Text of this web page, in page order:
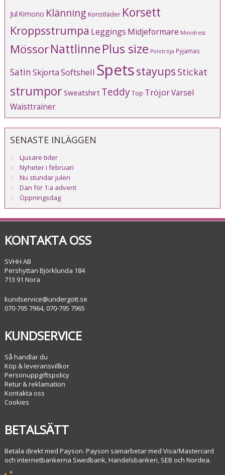
Jul Kimono Klänning Konstläder Korsett
Kroppsstrumpa Leggings Midjeformare Minidress
MössorNattlinnePlus size Polotröja Pyjamas
SatinSkjortaSoftshell Spetsstayups Stickat
strumporSweatshirt TeddyTop TröjorVarsel
Waisttrainer
SENASTE INLÄGGEN
Ljusare tider
Nyheter i februari
Nu stundar julen
Dan för 1:a advent
Öppningsdag
KONTAKTA OSS
SVHH AB
Pershyttan Björklunda 184
713 91 Nora
kundservice@undergott.se
070-795 7964, 070-795 7965
KUNDSERVICE
Så handlar du
Köp & leveransvillkor
Personuppgiftspolicy
Retur & reklamation
Kontakta oss
Cookies
BETALSÄTT
Betala direkt med Payson. Payson samarbetar med Visa/Mastercard
och internetbankerna Swedbank, Handelsbanken, SEB och Nordea.